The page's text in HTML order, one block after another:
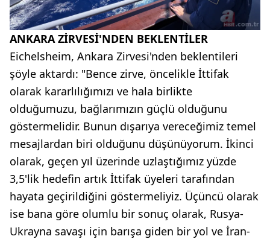
ANKARA ZİRVESİ'NDEN BEKLENTİLER
Eichelsheim, Ankara Zirvesi'nden beklentileri
şöyle aktardı: "Bence zirve, öncelikle İttifak
olarak kararlılığımızı ve hala birlikte
olduğumuzu, bağlarımızın güçlü olduğunu
göstermelidir. Bunun dışarıya vereceğimiz temel
mesajlardan biri olduğunu düşünüyorum. İkinci
olarak, geçen yıl üzerinde uzlaştığımız yüzde
3,5'lik hedefin artık İttifak üyeleri tarafından
hayata geçirildiğini göstermeliyiz. Üçüncü olarak
ise bana göre olumlu bir sonuç olarak, Rusya-
Ukrayna savaşı için barışa giden bir yol ve İran-